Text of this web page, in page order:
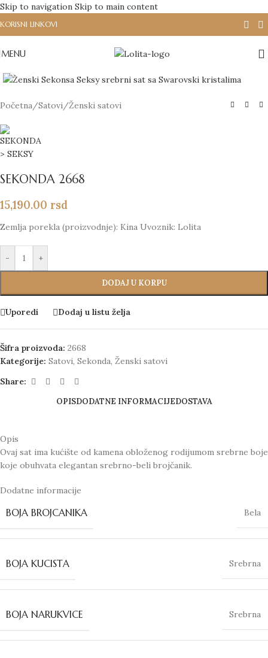
Skip to navigation Skip to main content
KORISNI LINKOVI
MENU
Početna /Satovi /Ženski satovi
SEKONDA 2668
15,190.00 rsd
Zemlja porekla (proizvodnje): Kina Uvoznik: Lolita
- +
DODAJ U KORPU
Uporedi Dodaj u listu želja
Šifra proizvoda: 2668
Kategorije: Satovi, Sekonda, Ženski satovi
Share:
OPISDODATNE INFORMACIJEDOSTAVA
Opis
Ovaj sat ima kućište od kamena obloženog rodijumom srebrne boje
koje obuhvata elegantan srebrno-beli brojčanik.
Dodatne informacije
BOJA BROJCANIKA Bela
BOJA KUCISTA Srebrna
BOJA NARUKVICE Srebrna